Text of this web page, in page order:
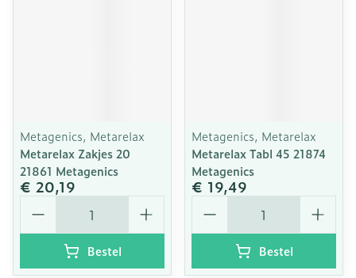
Metagenics, Metarelax
Metarelax Zakjes 20
21861 Metagenics
€ 20,19
Aantal
Bestel
Metagenics, Metarelax
Metarelax Tabl 45 21874
Metagenics
€ 19,49
Aantal
Bestel